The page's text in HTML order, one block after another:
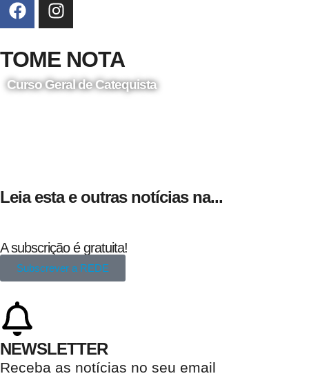
TOME NOTA
Curso Geral de Catequista
Leia esta e outras notícias na...
A subscrição é gratuita!
Subscrever a REDE
NEWSLETTER
Receba as notícias no seu email​